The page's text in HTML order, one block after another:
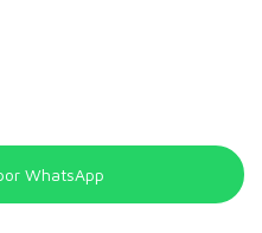
WhatsApp